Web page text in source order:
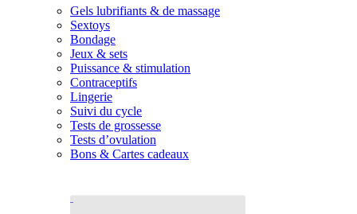
Gels lubrifiants & de massage
Sextoys
Bondage
Jeux & sets
Puissance & stimulation
Contraceptifs
Lingerie
Suivi du cycle
Tests de grossesse
Tests d’ovulation
Bons & Cartes cadeaux